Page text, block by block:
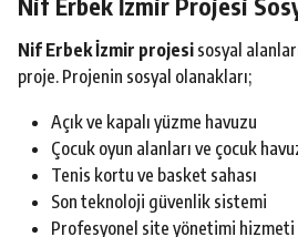
Nif Erbek İzmir Projesi
Nif Erbek İzmir projesi sosyal
proje. Projenin sosyal olanakları;
Açık ve kapalı yüzme havuzu
Çocuk oyun alanları ve çocuk
Tenis kortu ve basket sahası
Son teknoloji güvenlik sistemi
Profesyonel site yönetimi hizmeti